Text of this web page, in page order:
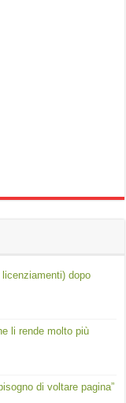
dopo
li rende molto più
di voltare pagina”